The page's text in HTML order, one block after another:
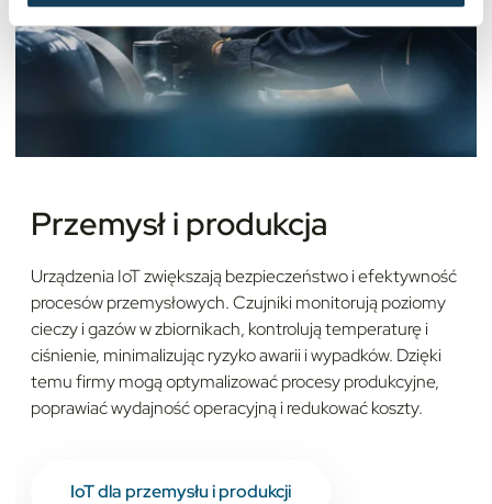
Przemysł i produkcja
Urządzenia IoT zwiększają bezpieczeństwo i efektywność
procesów przemysłowych. Czujniki monitorują poziomy
cieczy i gazów w zbiornikach, kontrolują temperaturę i
ciśnienie, minimalizując ryzyko awarii i wypadków. Dzięki
temu firmy mogą optymalizować procesy produkcyjne,
poprawiać wydajność operacyjną i redukować koszty.
IoT dla przemysłu i produkcji